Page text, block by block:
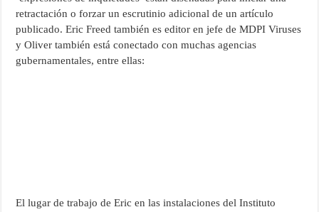
retractación o forzar un escrutinio adicional de un artículo
publicado. Eric Freed también es editor en jefe de MDPI Viruses
y Oliver también está conectado con muchas agencias
gubernamentales, entre ellas:
El lugar de trabajo de Eric en las instalaciones del Instituto